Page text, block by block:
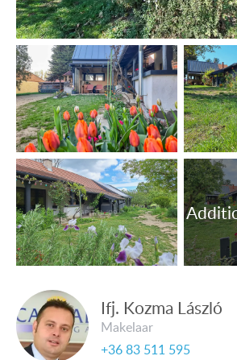
badkamer+toilet, hobbykamer.
Voorzieningen:
• De woning is aangesloten op het
en rioleringsnet; internet, kabel-tv en
aanwezig.
• Verwarming: centrale verwarming
en airconditioning voor verwarming
• Kunststof ramen met isolerende
• Vloerbedekking: keramische tegels,
OBJECTNUMMER: 4358
Nederlandstalige medewerker Capital99:
Van de Vyver Rita
Ifj. Kozma László
Makelaar
+36 83 511 595